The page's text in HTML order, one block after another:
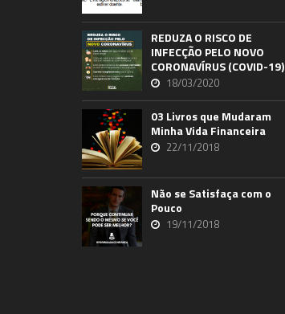
REDUZA O RISCO DE
INFECÇÃO PELO NOVO
CORONAVÍRUS (COVID-19)
18/03/2020
03 Livros que Mudaram
Minha Vida Financeira
22/11/2018
Não se Satisfaça com o
Pouco
19/11/2018